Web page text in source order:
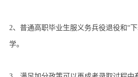
2、普通高职毕业生服义务兵役退役和“
学。